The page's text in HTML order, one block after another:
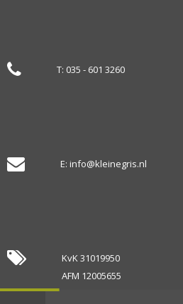
T: 035 - 601 3260
E: info@kleinegris.nl
KvK 31019950
AFM 12005655